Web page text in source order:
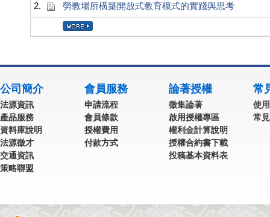
2. 勞教場所構築開放式教育模式的實踐與思考
公司簡介
法源資訊
產品服務
資料庫說明
法源徵才
交通資訊
策略聯盟
會員服務
申請流程
會員條款
授權費用
付款方式
論著授權
徵集論著
啟用授權專區
權利金計算說明
授權合約書下載
投稿基本資料表
常
使
常